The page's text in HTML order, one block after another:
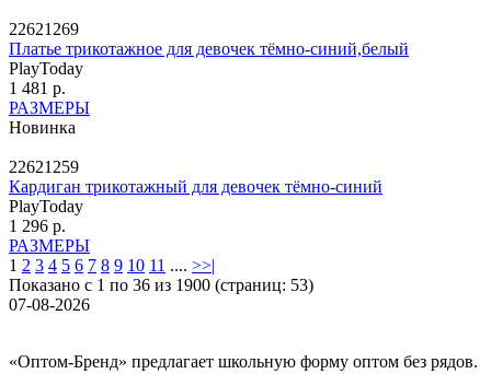
22621269
Платье трикотажное для девочек тёмно-синий,белый
PlayToday
1 481 р.
РАЗМЕРЫ
Новинка
22621259
Кардиган трикотажный для девочек тёмно-синий
PlayToday
1 296 р.
РАЗМЕРЫ
1 2 3 4 5 6 7 8 9 10 11 .... >>|
Показано с 1 по 36 из 1900 (страниц: 53)
07-08-2026
«Оптом-Бренд» предлагает школьную форму оптом без рядов.